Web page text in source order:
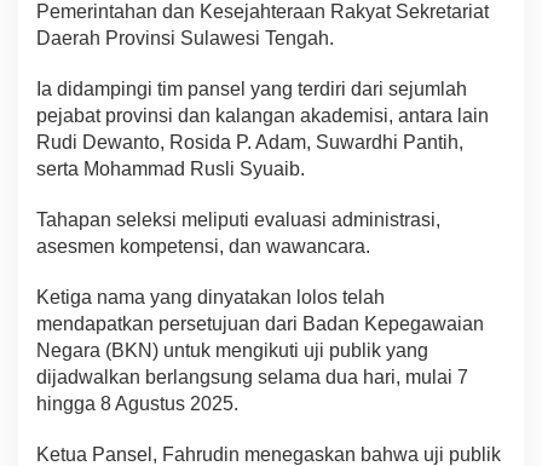
Pemerintahan dan Kesejahteraan Rakyat Sekretariat
Daerah Provinsi Sulawesi Tengah.
Ia didampingi tim pansel yang terdiri dari sejumlah
pejabat provinsi dan kalangan akademisi, antara lain
Rudi Dewanto, Rosida P. Adam, Suwardhi Pantih,
serta Mohammad Rusli Syuaib.
Tahapan seleksi meliputi evaluasi administrasi,
asesmen kompetensi, dan wawancara.
Ketiga nama yang dinyatakan lolos telah
mendapatkan persetujuan dari Badan Kepegawaian
Negara (BKN) untuk mengikuti uji publik yang
dijadwalkan berlangsung selama dua hari, mulai 7
hingga 8 Agustus 2025.
Ketua Pansel, Fahrudin menegaskan bahwa uji publik